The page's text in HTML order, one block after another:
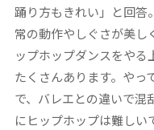
踊り方もきれい」と回答
常の動作やしぐさが美し
ップホップダンスをや
たくさんあります。やっ
で、バレエとの違いで混
にヒップホップは難しい